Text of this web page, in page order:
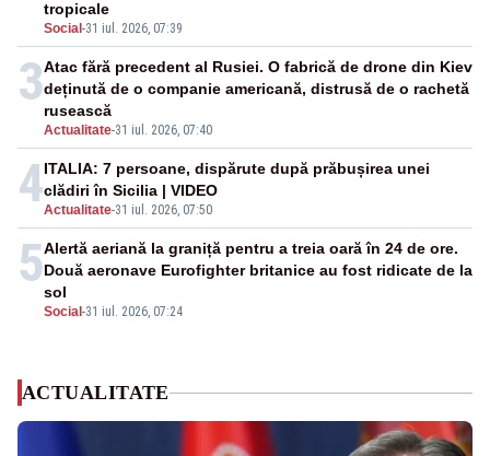
Social -31 iul. 2026, 07:39
tropicale
3
Actualitate-31 iul. 2026, 07:40
Atac fără precedent al Rusiei. O fabrică de drone din Kiev
deținută de o companie americană, distrusă de o rachetă
rusească
4Actualitate-31 iul. 2026, 07:50
ITALIA: 7 persoane, dispărute după prăbușirea unei
clădiri în Sicilia | VIDEO
5
Social -31 iul. 2026, 07:24
Alertă aeriană la graniță pentru a treia oară în 24 de ore.
Două aeronave Eurofighter britanice au fost ridicate de la
sol
ACTUALITATE